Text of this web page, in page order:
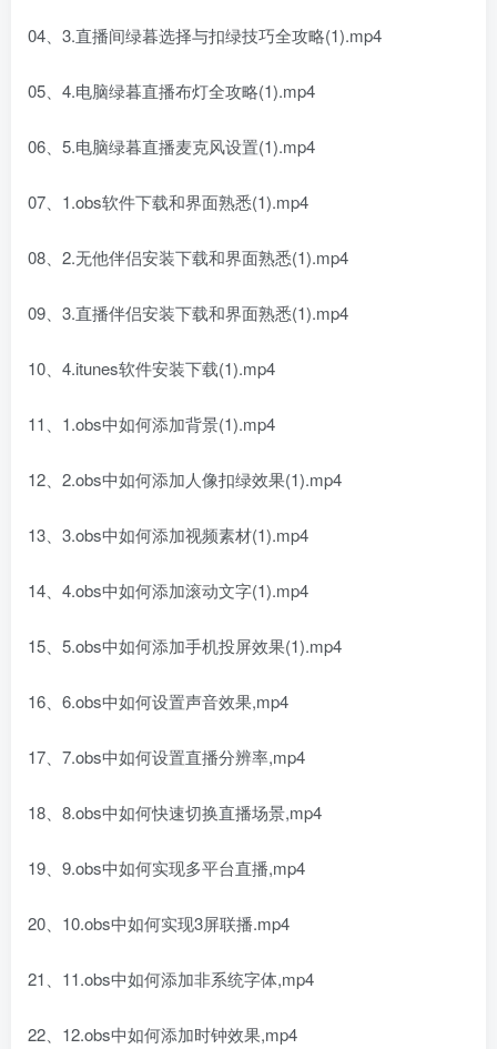
04、3.直播间绿暮选择与扣绿技巧全攻略(1).mp4
05、4.电脑绿暮直播布灯全攻略(1).mp4
06、5.电脑绿暮直播麦克风设置(1).mp4
07、1.obs软件下载和界面熟悉(1).mp4
08、2.无他伴侣安装下载和界面熟悉(1).mp4
09、3.直播伴侣安装下载和界面熟悉(1).mp4
10、4.itunes软件安装下载(1).mp4
11、1.obs中如何添加背景(1).mp4
12、2.obs中如何添加人像扣绿效果(1).mp4
13、3.obs中如何添加视频素材(1).mp4
14、4.obs中如何添加滚动文字(1).mp4
15、5.obs中如何添加手机投屏效果(1).mp4
16、6.obs中如何设置声音效果,mp4
17、7.obs中如何设置直播分辨率,mp4
18、8.obs中如何快速切换直播场景,mp4
19、9.obs中如何实现多平台直播,mp4
20、10.obs中如何实现3屏联播.mp4
21、11.obs中如何添加非系统字体,mp4
22、12.obs中如何添加时钟效果,mp4